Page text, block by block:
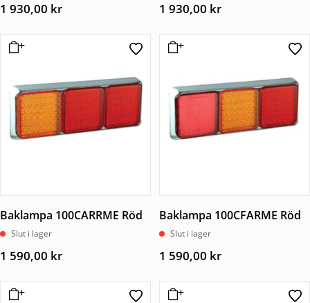
1 930,00 kr 1 930,00 kr
Baklampa 100CARRME Röd
Slut i lager
1 590,00 kr
Baklampa 100CFARME Röd
Slut i lager
1 590,00 kr